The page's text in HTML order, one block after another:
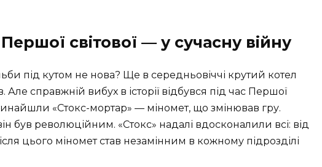
Першої світової — у сучасну війну
під кутом не нова? Ще в середньовіччі крутий котел
Але справжній вибух в історії відбувся під час Першої
«Стокс-мортар» — міномет, що змінював гру.
був революційним. «Стокс» надалі вдосконалили всі: від
цього міномет став незамінним в кожному підрозділі